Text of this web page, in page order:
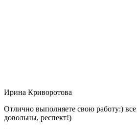
Ирина Криворотова
Отлично выполняете свою работу:) все
довольны, респект!)